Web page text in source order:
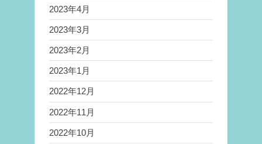
2023年4月
2023年3月
2023年2月
2023年1月
2022年12月
2022年11月
2022年10月